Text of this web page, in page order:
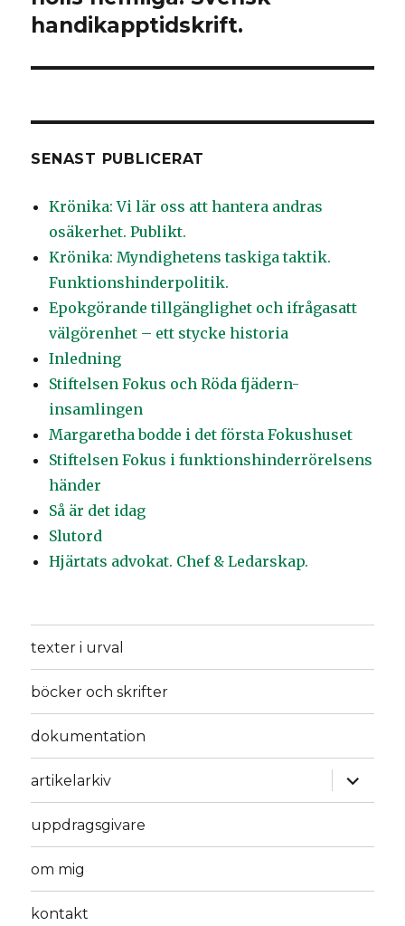
handikapptidskrift.
SENAST PUBLICERAT
Krönika: Vi lär oss att hantera andras
osäkerhet. Publikt.
Krönika: Myndighetens taskiga taktik.
Funktionshinderpolitik.
Epokgörande tillgänglighet och ifrågasatt
välgörenhet – ett stycke historia
Inledning
Stiftelsen Fokus och Röda fjädern-
insamlingen
Margaretha bodde i det första Fokushuset
Stiftelsen Fokus i funktionshinderrörelsens
händer
Så är det idag
Slutord
Hjärtats advokat. Chef & Ledarskap.
texter i urval
böcker och skrifter
dokumentation
artikelarkiv
uppdragsgivare
om mig
kontakt